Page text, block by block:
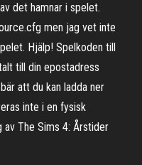
det hamnar i spelet.
men jag vet inte
Hjälp! Spelkoden till
till din epostadress
att du kan ladda ner
inte i en fysisk
av The Sims 4: Årstider